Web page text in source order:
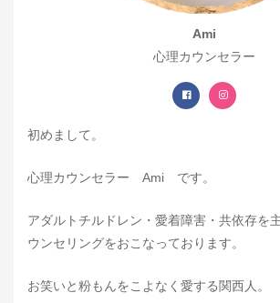
Ami
心理カウンセラー
初めまして。
心理カウンセラー Ami です。
アダルトチルドレン・愛着障害・共依存を
ウンセリングをおこなっております。
お笑いと粉もんをこよなく愛する関西人。